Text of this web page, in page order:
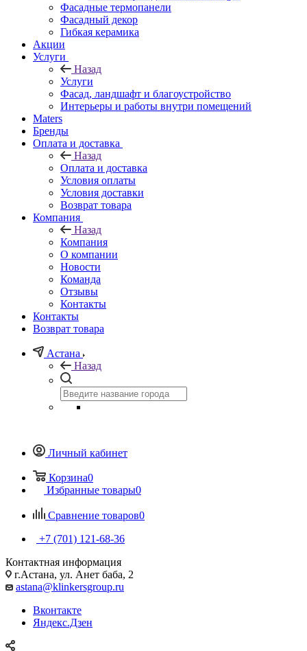
Фасадные термопанели
Фасадный декор
Гибкая керамика
Акции
Услуги
Назад
Услуги
Фасад, ландшафт и благоустройство
Интерьеры и работы внутри помещений
Maters
Бренды
Оплата и доставка
Назад
Оплата и доставка
Условия оплаты
Условия доставки
Возврат товара
Компания
Назад
Компания
О компании
Новости
Команда
Отзывы
Контакты
Контакты
Возврат товара
Астана
Назад
Личный кабинет
Корзина0
Избранные товары0
Сравнение товаров0
+7 (701) 121-68-36
Контактная информация
г.Астана, ул. Анет баба, 2
astana@klinkersgroup.ru
Вконтакте
Яндекс.Дзен